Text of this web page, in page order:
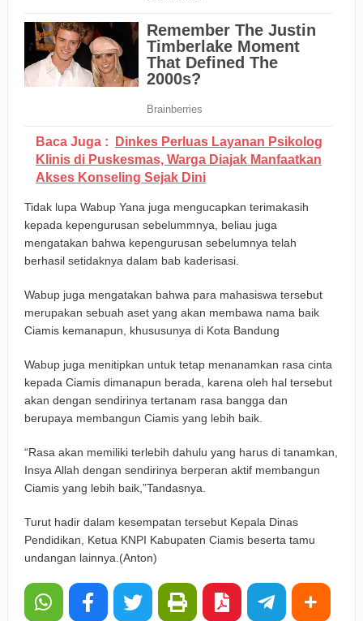
Baca Juga :
Dinkes Perluas Layanan Psikolog
Klinis di Puskesmas, Warga Diajak Manfaatkan
Akses Konseling Sejak Dini
Tidak lupa Wabup Yana juga mengucapkan terimakasih
kepada kepengurusan sebelummnya, beliau juga
mengatakan bahwa kepengurusan sebelumnya telah
berhasil setidaknya dalam bab kaderisasi.
Wabup juga mengatakan bahwa para mahasiswa tersebut
merupakan sebuah aset yang akan membawa nama baik
Ciamis kemanapun, khususunya di Kota Bandung
Wabup juga menitipkan untuk tetap menanamkan rasa cinta
kepada Ciamis dimanapun berada, karena oleh hal tersebut
akan dengan sendirinya tertanam rasa bangga dan
berupaya membangun Ciamis yang lebih baik.
“Rasa akan memiliki terlebih dahulu yang harus di tanamkan,
Insya Allah dengan sendirinya berperan aktif membangun
Ciamis yang lebih baik,”Tandasnya.
Turut hadir dalam kesempatan tersebut Kepala Dinas
Pendidikan, Ketua KNPI Kabupaten Ciamis beserta tamu
undangan lainnya.(Anton)